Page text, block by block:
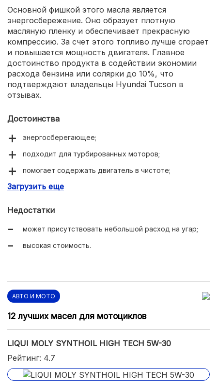
Основной фишкой этого масла является
энергосбережение. Оно образует плотную
масляную пленку и обеспечивает прекрасную
компрессию. За счет этого топливо лучше сгорает
и повышается мощность двигателя. Главное
достоинство продукта в содействии экономии
расхода бензина или солярки до 10%, что
подтверждают владельцы Hyundai Tucson в
отзывах.
Достоинства
энергосберегающее;
подходит для турбированных моторов;
помогает содержать двигатель в чистоте;
не дает развиться коррозии.
Загрузить еще
Недостатки
может присутствовать небольшой расход на угар;
высокая стоимость.
АВТО И МОТО
12 лучших масел для мотоциклов
LIQUI MOLY SYNTHOIL HIGH TECH 5W-30
Рейтинг: 4.7